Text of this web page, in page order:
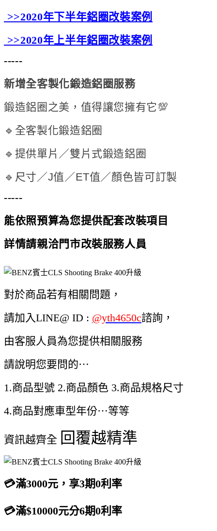
>>2020年下半年鋁圈改裝案例
>>2020年上半年鋁圈改裝案例
-----
新增全客製化鍛造鋁圈服務
鍛造鋁圈之美，值得讓您擁有它💯
🔹全客製化鍛造鋁圈
🔹提供單片／雙片式鍛造鋁圈
🔹尺寸／J值／ET值／顏色皆可訂製
-----
能依照預算為您提供配套改裝項目
詳情請親洽門市改裝服務人員
對於商品若有相關問題，
請加入LINE@ ID : @yth4650c諮詢，
由客服人員為您提供相關服務
請說明您要問的⋯
1.商品型號 2.商品顏色 3.商品規格尺寸
4.商品對應車型年份⋯等等
資訊越齊全 回覆越精準
💳滿3000元，享3期0利率
💳滿$10000元分6期0利率